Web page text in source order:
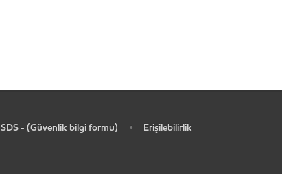
SDS - (Güvenlik bilgi formu) • Erişilebilirlik